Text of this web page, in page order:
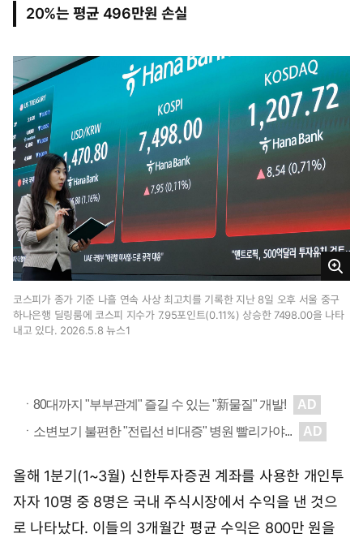
5
일
1
1
시
0
분
20%는 평균 496만원 손실
크
게
보
코스피가 종가 기준 나흘 연속 사상 최고치를 기록한 지난 8일 오후 서울 중구
하나은행 딜링룸에 코스피 지수가 7.95포인트(0.11%) 상승한 7498.00을 나타
내고 있다. 2026.5.8 뉴스1
올해 1분기(1~3월) 신한투자증권 계좌를 사용한 개인투
자자 10명 중 8명은 국내 주식시장에서 수익을 낸 것으
로 나타났다. 이들의 3개월간 평균 수익은 800만 원을